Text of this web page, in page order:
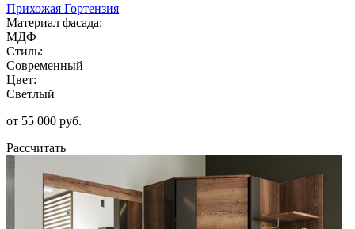
Прихожая Гортензия
Материал фасада:
МДФ
Стиль:
Современный
Цвет:
Светлый
от 55 000 руб.
Рассчитать